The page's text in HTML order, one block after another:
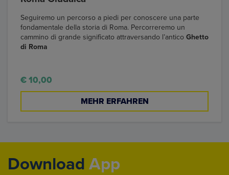
Seguiremo un percorso a piedi per conoscere una parte
fondamentale della storia di Roma. Percorreremo un
cammino di grande significato attraversando l’antico Ghetto
di Roma
€ 10,00
MEHR ERFAHREN
Download App